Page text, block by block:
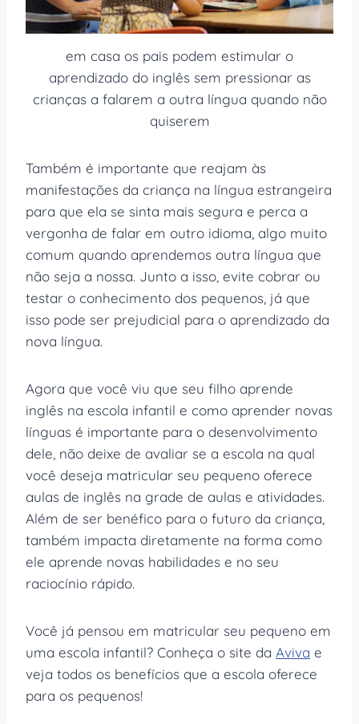
em casa os pais podem estimular o
aprendizado do inglês sem pressionar as
crianças a falarem a outra língua quando não
quiserem
Também é importante que reajam às
manifestações da criança na língua estrangeira
para que ela se sinta mais segura e perca a
vergonha de falar em outro idioma, algo muito
comum quando aprendemos outra língua que
não seja a nossa. Junto a isso, evite cobrar ou
testar o conhecimento dos pequenos, já que
isso pode ser prejudicial para o aprendizado da
nova língua.
Agora que você viu que seu filho aprende
inglês na escola infantil e como aprender novas
línguas é importante para o desenvolvimento
dele, não deixe de avaliar se a escola na qual
você deseja matricular seu pequeno oferece
aulas de inglês na grade de aulas e atividades.
Além de ser benéfico para o futuro da criança,
também impacta diretamente na forma como
ele aprende novas habilidades e no seu
raciocínio rápido.
Você já pensou em matricular seu pequeno em
uma escola infantil? Conheça o site da Aviva e
veja todos os benefícios que a escola oferece
para os pequenos!